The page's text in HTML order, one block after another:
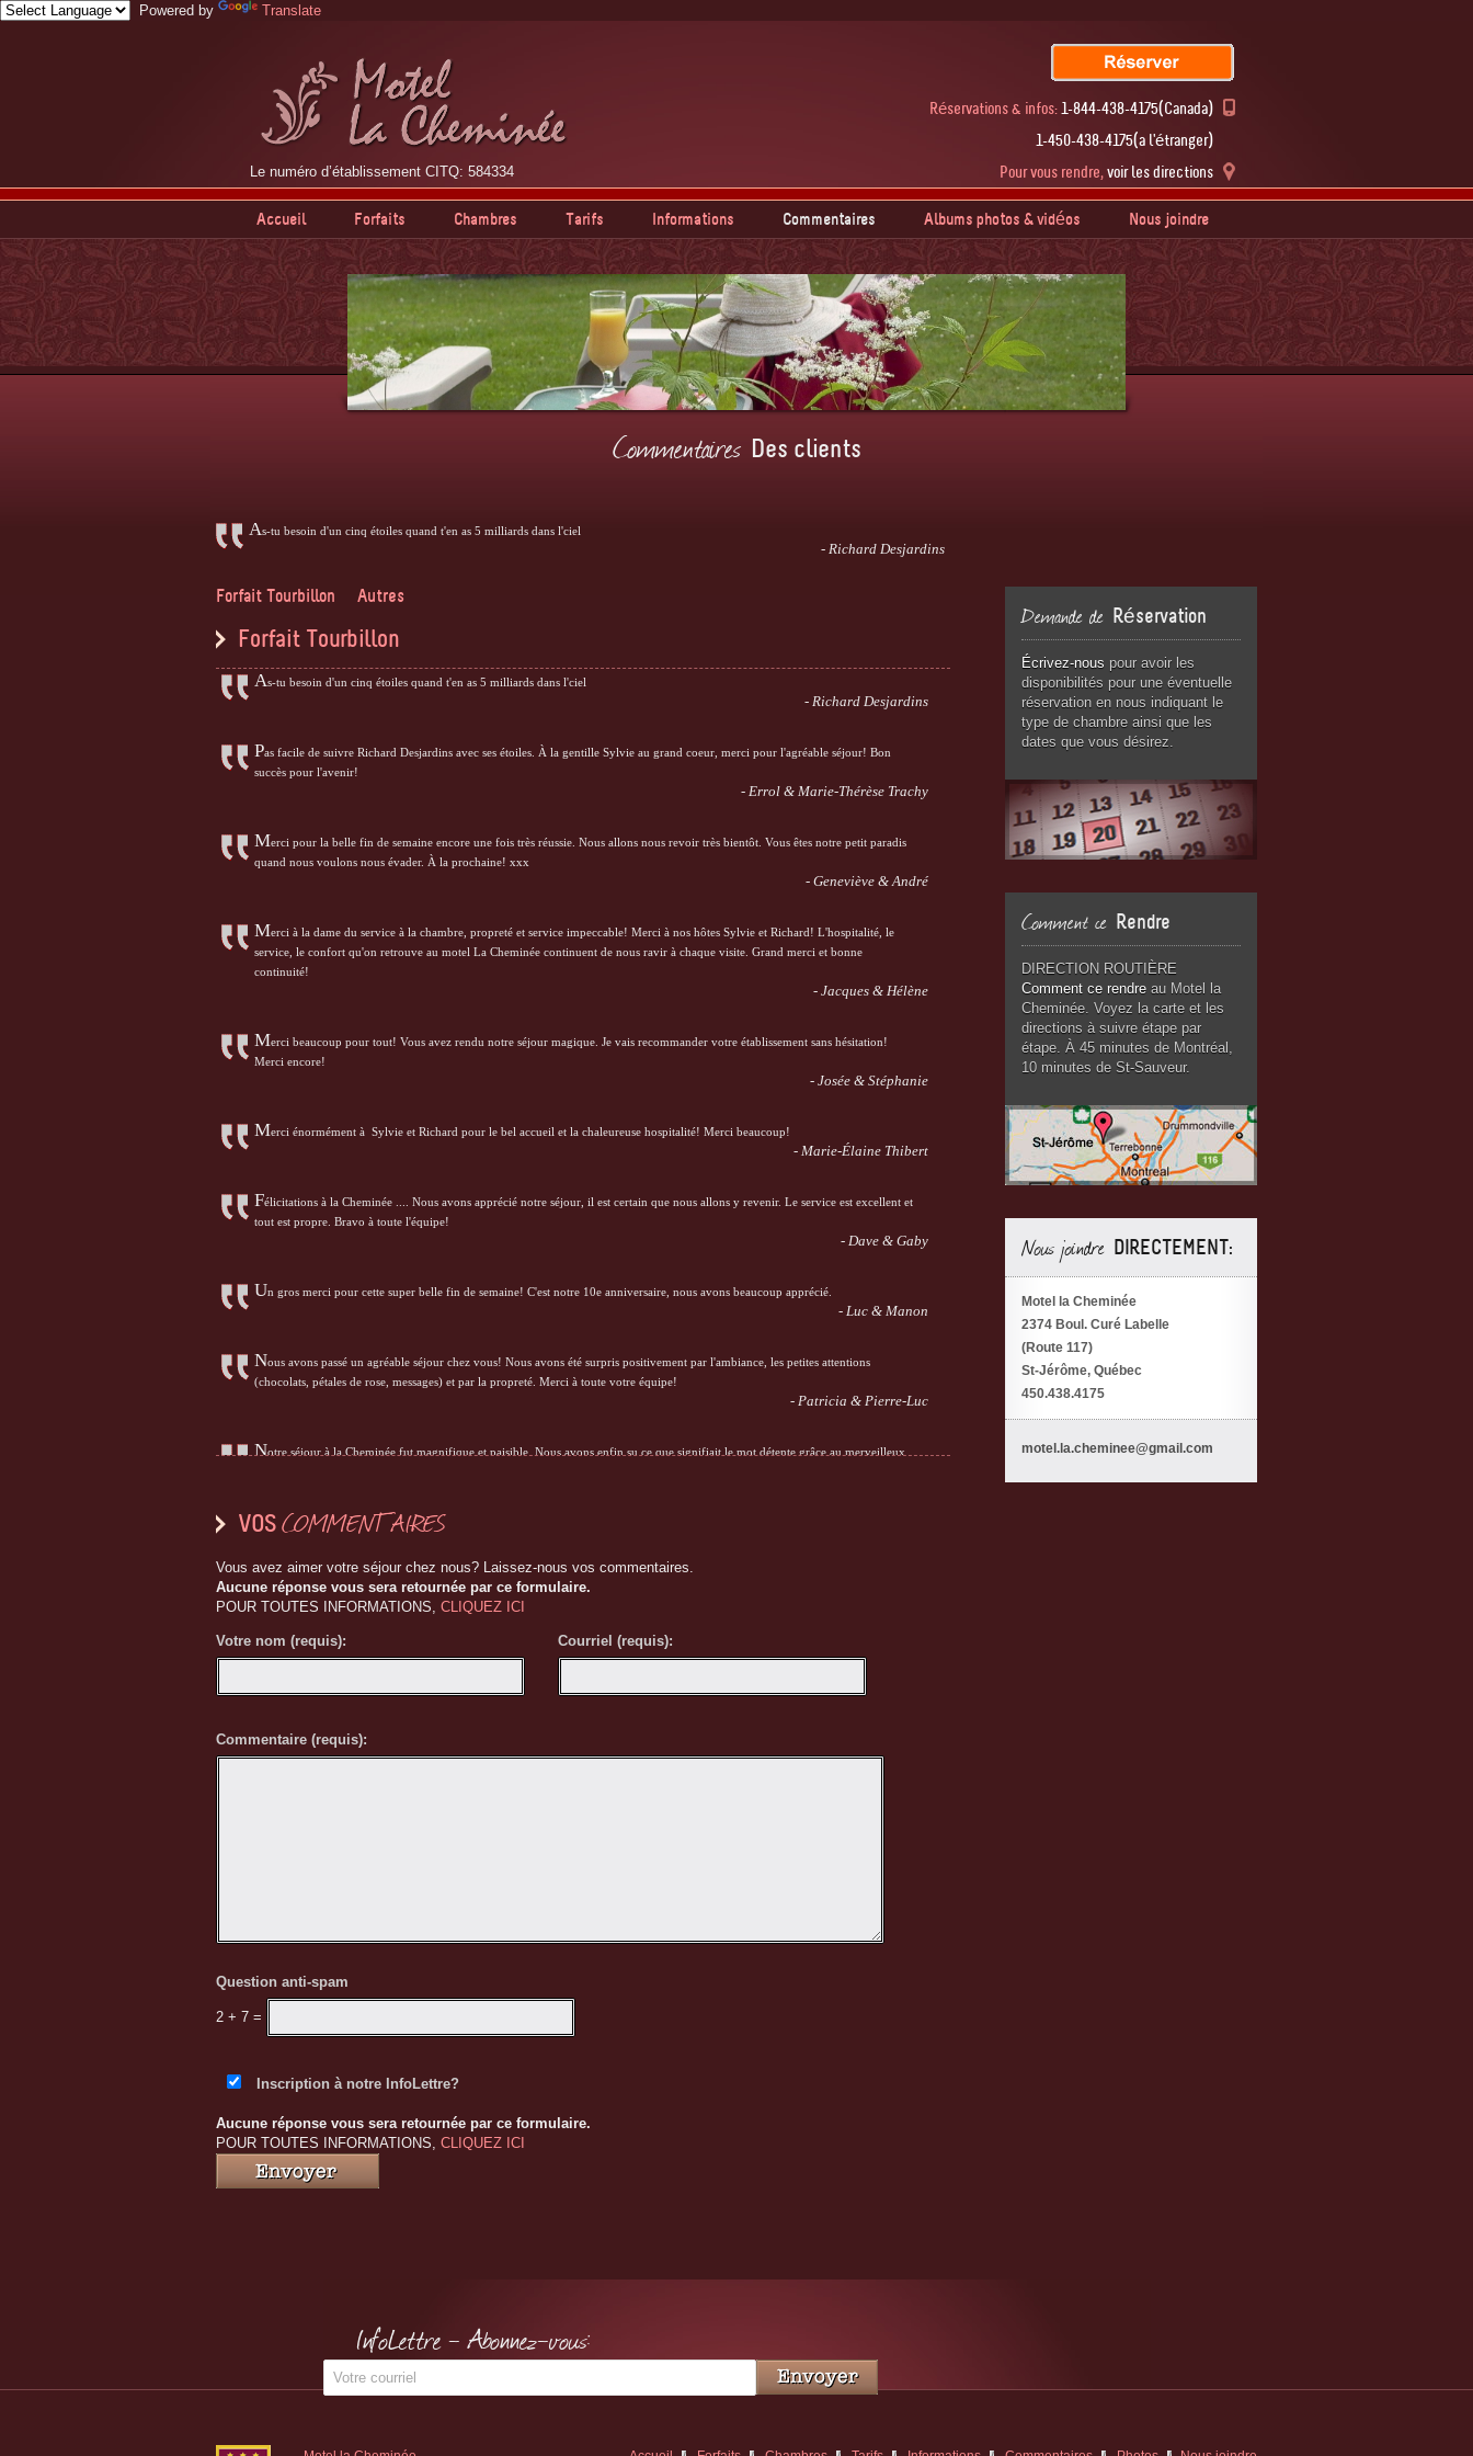
Powered by Translate
Le numéro d’établissement CITQ: 584334
Réservations & infos:1-844-438-4175(Canada)
1-450-438-4175(à l'étranger)
Pour vous rendre,voir les directions
Accueil Forfaits Chambres Tarifs Informations Commentaires Albums photos & vidéos Nous joindre
Commentaires Des clients
As-tu besoin d'un cinq étoiles quand t'en as 5 milliards dans l'ciel
- Richard Desjardins
Forfait Tourbillon Autres
Forfait Tourbillon
As-tu besoin d'un cinq étoiles quand t'en as 5 milliards dans l'ciel
- Richard Desjardins
Pas facile de suivre Richard Desjardins avec ses étoiles. À la gentille Sylvie au grand coeur, merci pour l'agréable séjour! Bon
succès pour l'avenir!
- Errol & Marie-Thérèse Trachy
Merci pour la belle fin de semaine encore une fois très réussie. Nous allons nous revoir très bientôt. Vous êtes notre petit paradis
quand nous voulons nous évader. À la prochaine! xxx
- Geneviève & André
Merci à la dame du service à la chambre, propreté et service impeccable! Merci à nos hôtes Sylvie et Richard! L'hospitalité, le
service, le confort qu'on retrouve au motel La Cheminée continuent de nous ravir à chaque visite. Grand merci et bonne
continuité!
- Jacques & Hélène
Merci beaucoup pour tout! Vous avez rendu notre séjour magique. Je vais recommander votre établissement sans hésitation!
Merci encore!
- Josée & Stéphanie
Merci énormément à Sylvie et Richard pour le bel accueil et la chaleureuse hospitalité! Merci beaucoup!
- Marie-Élaine Thibert
Félicitations à la Cheminée .... Nous avons apprécié notre séjour, il est certain que nous allons y revenir. Le service est excellent et
tout est propre. Bravo à toute l'équipe!
- Dave & Gaby
Un gros merci pour cette super belle fin de semaine! C'est notre 10e anniversaire, nous avons beaucoup apprécié.
- Luc & Manon
Nous avons passé un agréable séjour chez vous! Nous avons été surpris positivement par l'ambiance, les petites attentions
(chocolats, pétales de rose, messages) et par la propreté. Merci à toute votre équipe!
- Patricia & Pierre-Luc
Notre séjour à la Cheminée fut magnifique et paisible. Nous avons enfin su ce que signifiait le mot détente grâce au merveilleux
VOS COMMENTAIRES
Vous avez aimer votre séjour chez nous? Laissez-nous vos commentaires.
Aucune réponse vous sera retournée par ce formulaire.
POUR TOUTES INFORMATIONS, CLIQUEZ ICI
Votre nom (requis): Courriel (requis):
Commentaire (requis):
Question anti-spam
2 + 7 =
Inscription à notre InfoLettre?
Aucune réponse vous sera retournée par ce formulaire.
POUR TOUTES INFORMATIONS, CLIQUEZ ICI
Demande de Réservation
Écrivez-nous pour avoir les
disponibilités pour une éventuelle
réservation en nous indiquant le
type de chambre ainsi que les
dates que vous désirez.
Comment ce Rendre
DIRECTION ROUTIÈRE
Comment ce rendre au Motel la
Cheminée. Voyez la carte et les
directions à suivre étape par
étape. À 45 minutes de Montréal,
10 minutes de St-Sauveur.
Nous joindre DIRECTEMENT:
Motel la Cheminée
2374 Boul. Curé Labelle
(Route 117)
St-Jérôme, Québec
450.438.4175
motel.la.cheminee@gmail.com
InfoLettre - Abonnez-vous: